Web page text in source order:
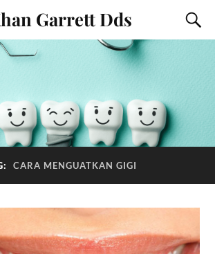
Garrett Dds
CARA MENGUATKAN GIGI